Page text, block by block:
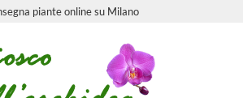
piante online su Milano